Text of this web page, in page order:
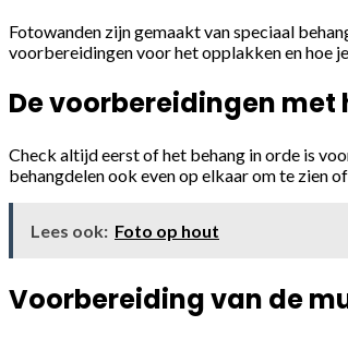
Fotowanden zijn gemaakt van speciaal
voorbereidingen voor het opplakken en hoe
De voorbereidingen
Check altijd eerst of het behang in orde is
behangdelen ook even op elkaar om te zien
Lees ook: Foto op hout
Voorbereiding van de